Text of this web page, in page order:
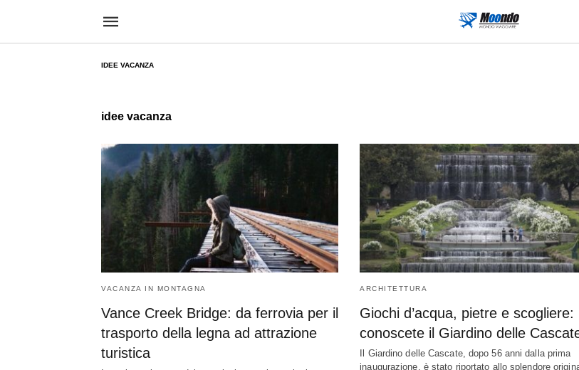
IDEE VACANZA
idee vacanza
VACANZA IN MONTAGNA
Vance Creek Bridge: da ferrovia per il
trasporto della legna ad attrazione
turistica
ARCHITETTURA
Giochi d’acqua, pietre e scogliere:
conoscete il Giardino delle
Il Giardino delle Cascate, dopo 56 anni dalla prima
inaugurazione, è stato riportato allo splendore